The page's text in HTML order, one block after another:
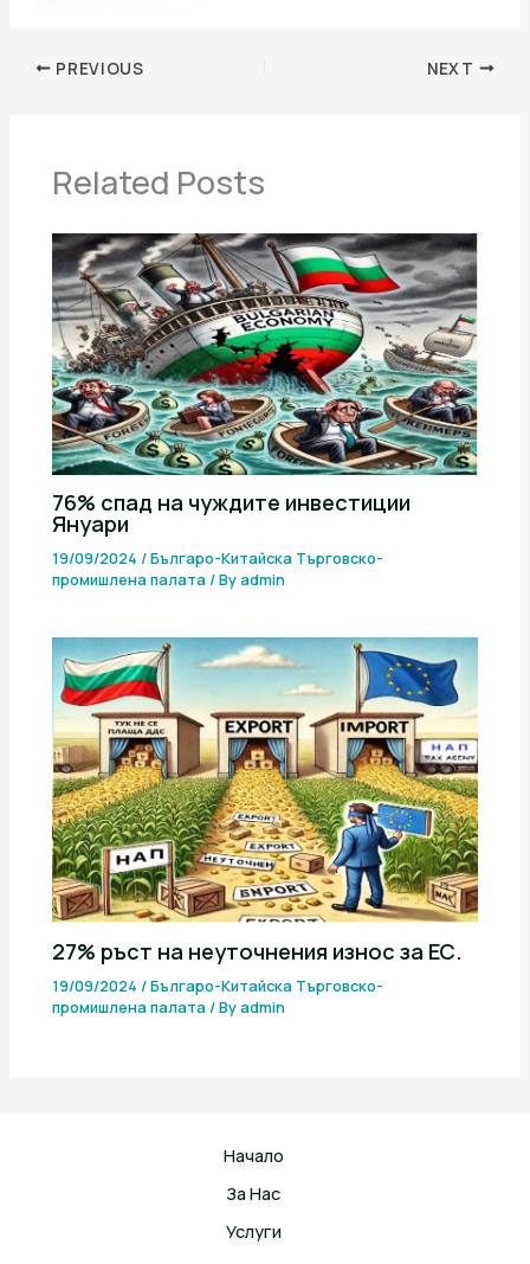
PREVIOUS NEXT
Related Posts
76% спад на чуждите инвестиции
Януари
19/09/2024/Българо-Китайска Търговско-
промишлена палaта/ Byadmin
27% ръст на неуточнения износ за ЕС.
19/09/2024/Българо-Китайска Търговско-
промишлена палaта/ Byadmin
Начало
За Нас
Услуги